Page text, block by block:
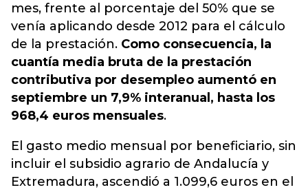
mes, frente al porcentaje del 50% que se
venía aplicando desde 2012 para el cálculo
de la prestación. Como consecuencia, la
cuantía media bruta de la prestación
contributiva por desempleo aumentó en
septiembre un 7,9% interanual, hasta los
968,4 euros mensuales.
El gasto medio mensual por beneficiario, sin
incluir el subsidio agrario de Andalucía y
Extremadura, ascendió a 1.099,6 euros en el